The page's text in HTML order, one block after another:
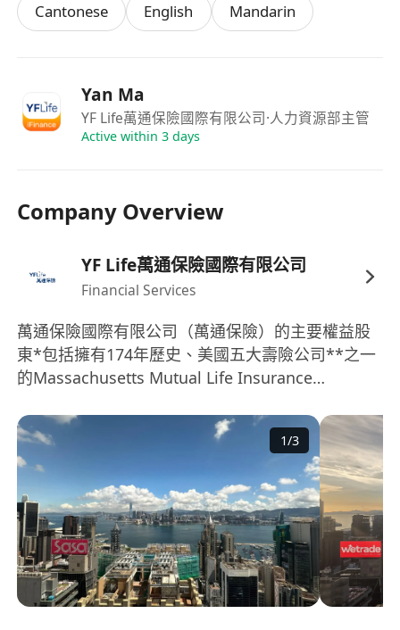
Internship Program
* Official Internship Certificate｜實習結束即頒發
* Flexible Schedule｜兼顧學業與實習，時間彈性
* License Support｜輔導考取兩張專業證照
* Return Offer Opportunity｜表現優秀可獲全職錄
定期培訓、Team Building 活動，平衡工作與生
活。
立即申請:
歡迎 DM 或將履歷發送至：
********************** (attn: Yan )
WhatsApp：********* (Attention : Yan)
面試/上班地點: 銅鑼灣時代廣場 Phase1, 39f
Cantonese
English Mandarin
Yan Ma
YF Life萬通保險國際有限公司·人力資源部主管
Active within 3 days
Company Overview
YF Life萬通保險國際有限公司
Financial Services
萬通保險國際有限公司（萬通保險）的主要權益股
東*包括擁有174年歷史、美國五大壽險公司**之一
的Massachusetts Mutual Life Insurance
司等。 萬通保險與Barings（霸菱）為長久戰略合
作夥伴，憑藉獨佔鰲頭的環球投資實力與合作網
絡，攜金融科技創新強勁動能，居香港保險業領先
地位。 萬通保險構建了獨特的「Invesurance」投
資哲學以及獨樹一幟的「1+N」投資體系。其與美
國萬通旗下頂級環球資產管理公司——霸菱保持長
期戰略合作，築起穩健增長的財富底倉；同時，配
合公司持續擴張的全球另類投資網絡，連結N個全
球頂尖投資合作夥伴，遴選全球稀缺目標，主動捕
1/3